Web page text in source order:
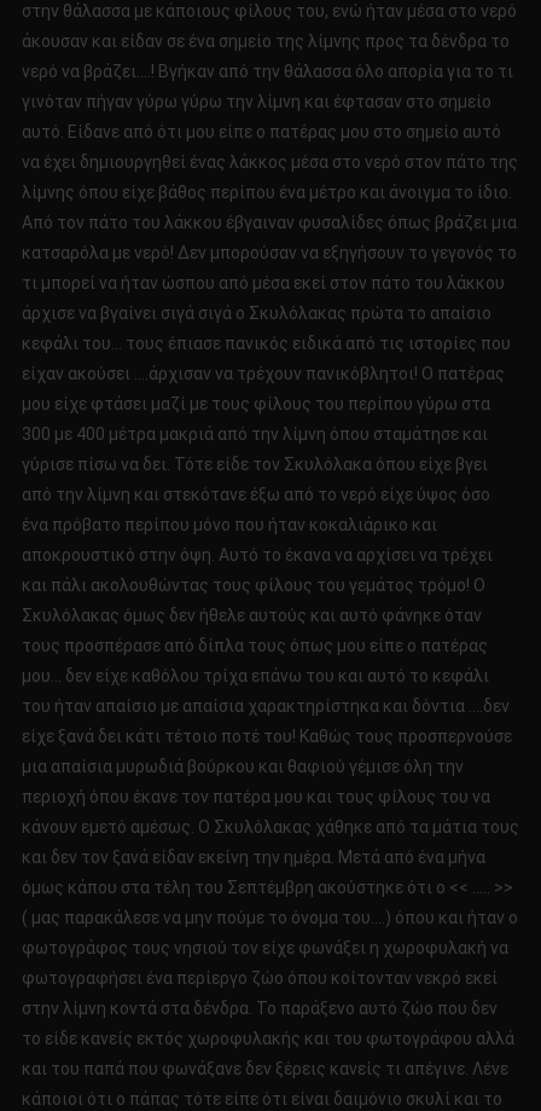
στην θάλασσα με κάποιους φίλους του, ενώ ήταν μέσα στο νερό
άκουσαν και είδαν σε ένα σημείο της λίμνης προς τα δένδρα το
νερό να βράζει….! Βγήκαν από την θάλασσα όλο απορία για το τι
γινόταν πήγαν γύρω γύρω την λίμνη και έφτασαν στο σημείο
αυτό. Είδανε από ότι μου είπε ο πατέρας μου στο σημείο αυτό
να έχει δημιουργηθεί ένας λάκκος μέσα στο νερό στον πάτο της
λίμνης όπου είχε βάθος περίπου ένα μέτρο και άνοιγμα το ίδιο.
Από τον πάτο του λάκκου έβγαιναν φυσαλίδες όπως βράζει μια
κατσαρόλα με νερό! Δεν μπορούσαν να εξηγήσουν το γεγονός το
τι μπορεί να ήταν ώσπου από μέσα εκεί στον πάτο του λάκκου
άρχισε να βγαίνει σιγά σιγά ο Σκυλόλακας πρώτα το απαίσιο
κεφάλι του… τους έπιασε πανικός ειδικά από τις ιστορίες που
είχαν ακούσει ….άρχισαν να τρέχουν πανικόβλητοι! Ο πατέρας
μου είχε φτάσει μαζί με τους φίλους του περίπου γύρω στα
300 με 400 μέτρα μακριά από την λίμνη όπου σταμάτησε και
γύρισε πίσω να δει. Τότε είδε τον Σκυλόλακα όπου είχε βγει
από την λίμνη και στεκότανε έξω από το νερό είχε ύψος όσο
ένα πρόβατο περίπου μόνο που ήταν κοκαλιάρικο και
αποκρουστικό στην όψη. Αυτό το έκανα να αρχίσει να τρέχει
και πάλι ακολουθώντας τους φίλους του γεμάτος τρόμο! Ο
Σκυλόλακας όμως δεν ήθελε αυτούς και αυτό φάνηκε όταν
τους προσπέρασε από δίπλα τους όπως μου είπε ο πατέρας
μου… δεν είχε καθόλου τρίχα επάνω του και αυτό το κεφάλι
του ήταν απαίσιο με απαίσια χαρακτηρίστηκα και δόντια ….δεν
είχε ξανά δει κάτι τέτοιο ποτέ του! Καθώς τους προσπερνούσε
μια απαίσια μυρωδιά βούρκου και θαφιού γέμισε όλη την
περιοχή όπου έκανε τον πατέρα μου και τους φίλους του να
κάνουν εμετό αμέσως. Ο Σκυλόλακας χάθηκε από τα μάτια τους
και δεν τον ξανά είδαν εκείνη την ημέρα. Μετά από ένα μήνα
όμως κάπου στα τέλη του Σεπτέμβρη ακούστηκε ότι ο << ….. >>
( μας παρακάλεσε να μην πούμε το όνομα του….) όπου και ήταν ο
φωτογράφος τους νησιού τον είχε φωνάξει η χωροφυλακή να
φωτογραφήσει ένα περίεργο ζώο όπου κοίτονταν νεκρό εκεί
στην λίμνη κοντά στα δένδρα. Το παράξενο αυτό ζώο που δεν
το είδε κανείς εκτός χωροφυλακής και του φωτογράφου αλλά
και του παπά που φωνάξανε δεν ξέρεις κανείς τι απέγινε. Λένε
κάποιοι ότι ο πάπας τότε είπε ότι είναι δαιμόνιο σκυλί και το